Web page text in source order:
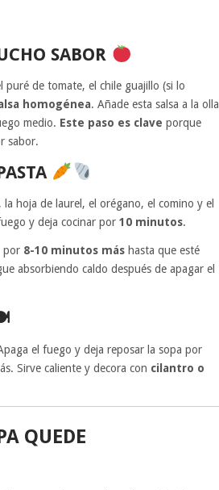
SABOR
puré de tomate, el chile guajillo (si lo
homogénea. Añade esta salsa a la olla
medio. Este paso es clave porque
sabor.
hoja de laurel, el orégano, el comino y el
y deja cocinar por 10 minutos.
por 8-10 minutos más hasta que esté
absorbiendo caldo después de apagar el
el fuego y deja reposar la sopa por
Sirve caliente y decora con cilantro o
QUEDE